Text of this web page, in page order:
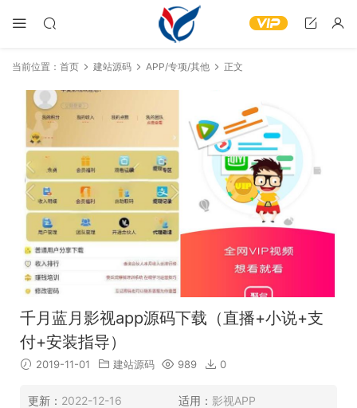
当前位置： 首页 建站源码 APP/专项/其他 正文
千月蓝月影视app源码下载（直播+小说+支
付+安装指导）
2019-11-01 建站源码 989 0
更新： 2022-12-16 适用： 影视APP